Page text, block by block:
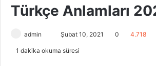
Türkçe Anlamları
admin Şubat 10, 2021 0 4.718
1 dakika okuma süresi